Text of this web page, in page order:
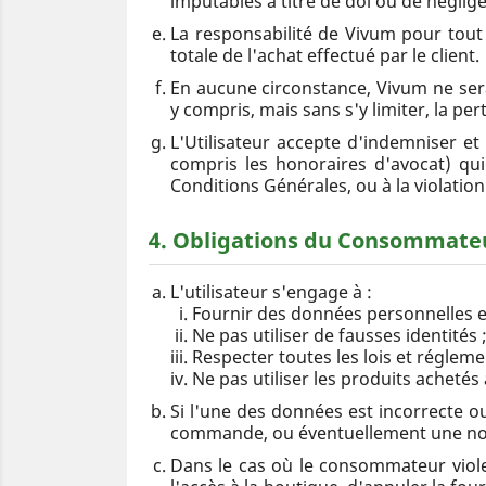
La responsabilité de Vivum pour
totale de l'achat effectué par le client.
En aucune circonstance, Vivum ne
y compris, mais sans s'y limiter, la
L'Utilisateur accepte d'indemniser
compris les honoraires d'avocat)
Conditions Générales, ou à la
4. Obligations du
L'utilisateur s'engage à :
Fournir des données personnelles
Ne pas utiliser de fausses identités ;
Respecter toutes les lois et
Ne pas utiliser les produits
Si l'une des données est incorrecte
commande, ou éventuellement une
Dans le cas où le consommateur